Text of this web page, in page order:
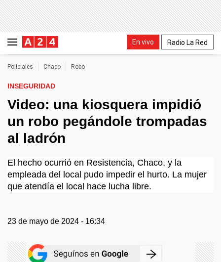
En vivo Radio La Red
Policiales Chaco Robo
INSEGURIDAD
Video: una kiosquera impidió
un robo pegándole trompadas
al ladrón
El hecho ocurrió en Resistencia, Chaco, y la
empleada del local pudo impedir el hurto. La mujer
que atendía el local hace lucha libre.
23 de mayo de 2024 - 16:34